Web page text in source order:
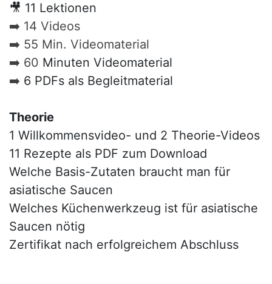
🎥 11 Lektionen
➡️ 14 Videos
➡️ 55 Min. Videomaterial
➡️ 60 Minuten Videomaterial
➡️ 6 PDFs als Begleitmaterial
Theorie
1 Willkommensvideo- und 2 Theorie-Videos
11 Rezepte als PDF zum Download
Welche Basis-Zutaten braucht man für
asiatische Saucen
Welches Küchenwerkzeug ist für asiatische
Saucen nötig
Zertifikat nach erfolgreichem Abschluss